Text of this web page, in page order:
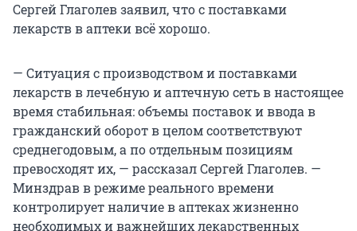
Сергей Глаголев заявил, что с поставками
лекарств в аптеки всё хорошо.
— Ситуация с производством и поставками
лекарств в лечебную и аптечную сеть в настоящее
время стабильная: объемы поставок и ввода в
гражданский оборот в целом соответствуют
среднегодовым, а по отдельным позициям
превосходят их, — рассказал Сергей Глаголев. —
Минздрав в режиме реального времени
контролирует наличие в аптеках жизненно
необходимых и важнейших лекарственных